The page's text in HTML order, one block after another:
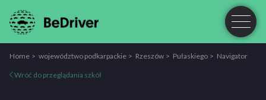
Home województwo podkarpackie Rzeszów Pułaskiego Navigator
Wróć do przeglądania szkół